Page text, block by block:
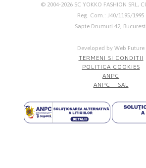
© 2004-2026 SC YOKKO FASHION SRL,
Reg. Com.: J40/1195/1995
Sapte Drumuri 42, Bucuresti
Developed by Web Future
TERMENI SI CONDITII
POLITICA COOKIES
ANPC
ANPC – SAL